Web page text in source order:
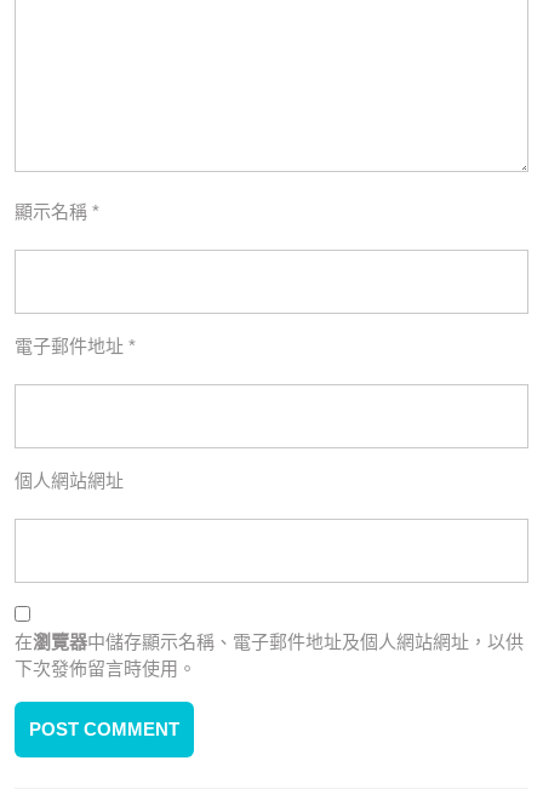
顯示名稱 *
電子郵件地址 *
個人網站網址
在瀏覽器中儲存顯示名稱、電子郵件地址及個人網站網址，以供
下次發佈留言時使用。